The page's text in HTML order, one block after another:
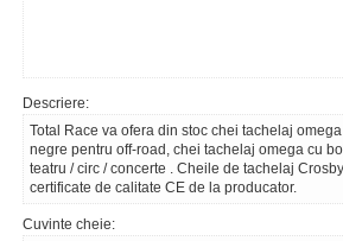
Descriere:
Total Race va ofera din stoc chei tachelaj
negre pentru off-road, chei tachelaj omega cu
teatru / circ / concerte . Cheile de tachelaj
certificate de calitate CE de la producator.
Cuvinte cheie: